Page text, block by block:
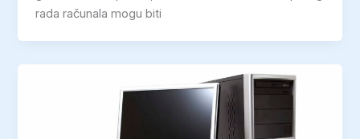
rada računala mogu biti